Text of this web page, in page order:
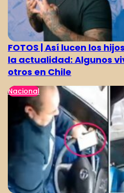
FOTOS | Así lucen los
la actualidad: Algunos
otros en Chile
Nacional